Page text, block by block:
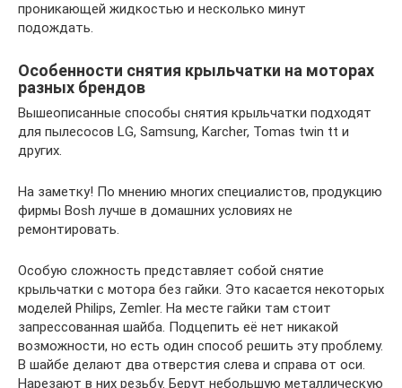
проникающей жидкостью и несколько минут
подождать.
Особенности снятия крыльчатки на моторах
разных брендов
Вышеописанные способы снятия крыльчатки подходят
для пылесосов LG, Samsung, Karcher, Tomas twin tt и
других.
На заметку! По мнению многих специалистов, продукцию
фирмы Bosh лучше в домашних условиях не
ремонтировать.
Особую сложность представляет собой снятие
крыльчатки с мотора без гайки. Это касается некоторых
моделей Philips, Zemler. На месте гайки там стоит
запрессованная шайба. Подцепить её нет никакой
возможности, но есть один способ решить эту проблему.
В шайбе делают два отверстия слева и справа от оси.
Нарезают в них резьбу. Берут небольшую металлическую